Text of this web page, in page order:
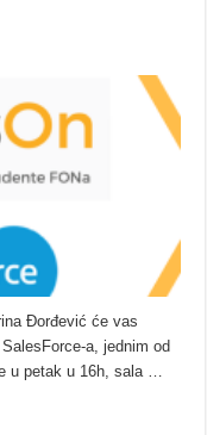
Đorđević će vas
a, jednim od
u petak u 16h, sala …